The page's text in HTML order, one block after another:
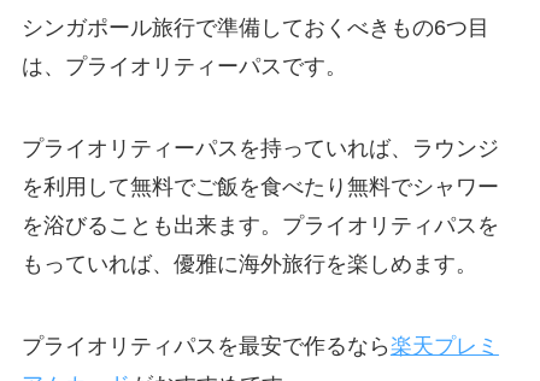
シンガポール旅行で準備しておくべきもの6つ目
は、プライオリティーパスです。
プライオリティーパスを持っていれば、ラウンジ
を利用して無料でご飯を食べたり無料でシャワー
を浴びることも出来ます。プライオリティパスを
もっていれば、優雅に海外旅行を楽しめます。
プライオリティパスを最安で作るなら楽天プレミ